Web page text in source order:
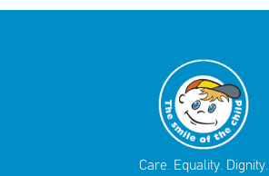
Care. Equality. Dignity.